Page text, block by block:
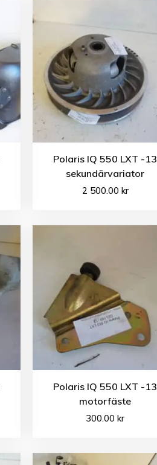
Polaris IQ 550 LXT -13
sekundärvariator
2 500.00 kr
Polaris IQ 550 LXT -13
motorfäste
300.00kr